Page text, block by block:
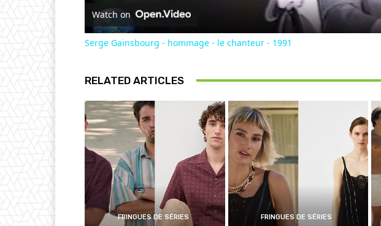
Watch on
Serge Gainsbourg - hommage - le chanteur - 1991
RELATED ARTICLES
FRINGUES DE SÉRIES FRINGUES DE SÉRIES